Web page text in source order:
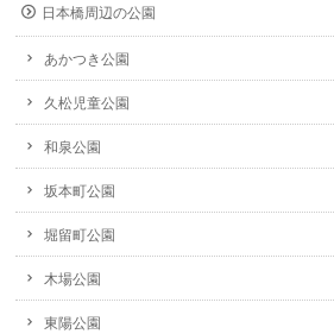
日本橋周辺の公園
あかつき公園
久松児童公園
和泉公園
坂本町公園
堀留町公園
木場公園
東陽公園